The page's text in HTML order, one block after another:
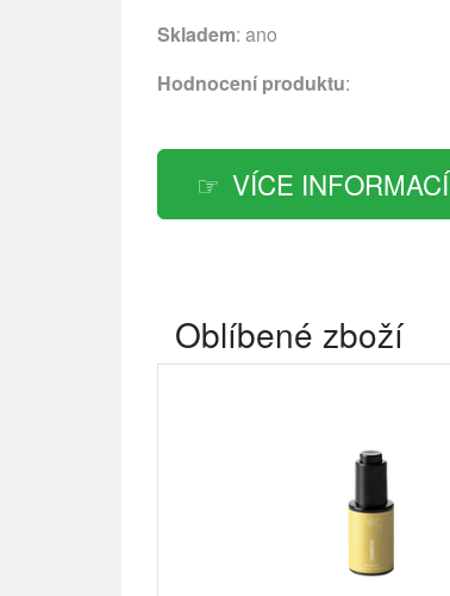
Skladem: ano
Hodnocení produktu:
VÍCE INFORMACÍ
Oblíbené zboží